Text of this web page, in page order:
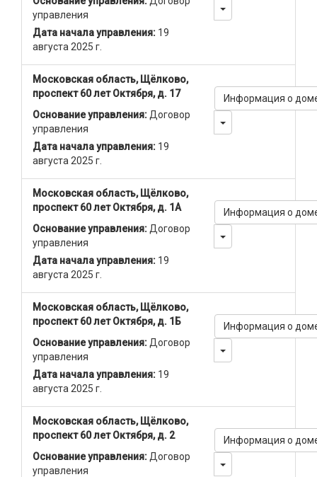
управления
Дата начала управления: 19
августа 2025 г.
Toggle Dropdown
Московская область, Щёлково,
проспект 60 лет Октября, д. 17
Основание управления: Договор
управления
Дата начала управления: 19
августа 2025 г.
Информация о
Toggle Dropdown
Московская область, Щёлково,
проспект 60 лет Октября, д. 1А
Основание управления: Договор
управления
Дата начала управления: 19
августа 2025 г.
Информация о
Toggle Dropdown
Московская область, Щёлково,
проспект 60 лет Октября, д. 1Б
Основание управления: Договор
управления
Дата начала управления: 19
августа 2025 г.
Информация о
Toggle Dropdown
Московская область, Щёлково,
проспект 60 лет Октября, д. 2
Основание управления: Договор
управления
Информация о
Toggle Dropdown